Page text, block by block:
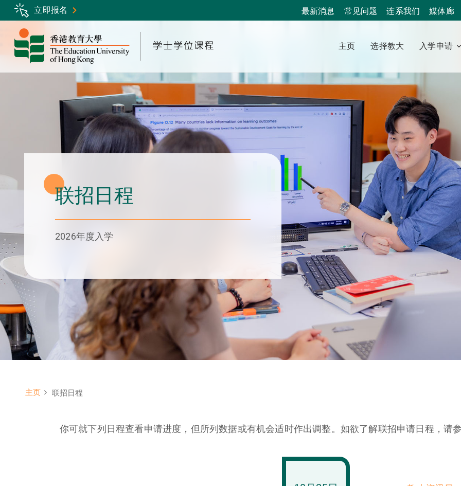
Skip
to
main
content
立即报名 最新消息 常见问题 连系我们 媒体廊
主页 选择教大 入学申请
联招日程
2026年度入学
主页 联招日程
你可就下列日程查看申请进度，但所列数据或有机会适时作出调整。如欲了解联招申请日程，请